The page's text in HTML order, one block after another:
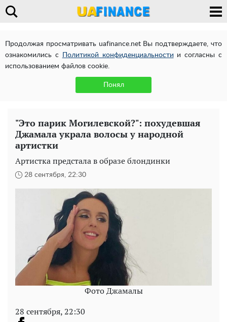
Продолжая просматривать uafinance.net Вы подтверждаете, что
ознакомились с
Политикой конфиденциальности и согласны с
использованием файлов cookie.
Понял
"Это парик Могилевской?": похудевшая
Джамала украла волосы у народной
артистки
Артистка предстала в образе блондинки
28 сентября, 22:30
Фото Джамалы
28 сентября, 22:30